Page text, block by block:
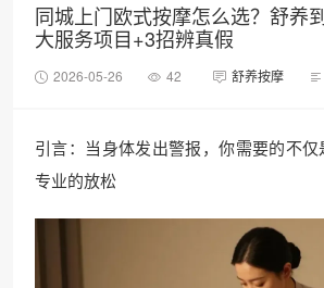
同城上门欧式按摩怎么选？舒养
大服务项目+3招辨真假
2026-05-26 42 舒养按摩
引言：当身体发出警报，你需要的不
专业的放松